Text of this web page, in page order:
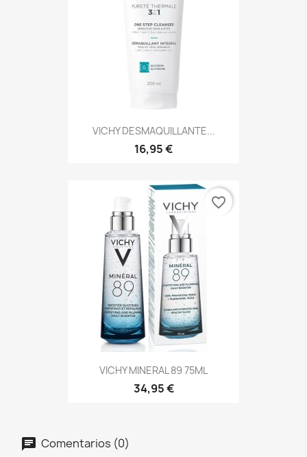
VICHY DESMAQUILLANTE...
16,95 €
VICHY MINERAL 89 75ML
34,95 €
favorite_border
Comentarios (0)